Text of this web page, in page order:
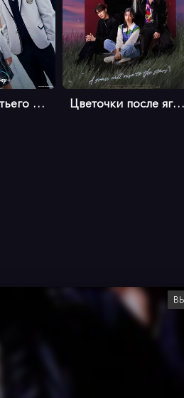
Месть от третьего лица Цветочки после ягодок (тайская верс...